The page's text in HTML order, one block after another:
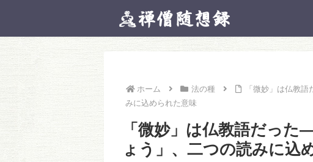
ホーム 法の種
「微妙」は仏教
みに込められた意味
「微妙」は仏教語だっ
ょう」、二つの読みに込